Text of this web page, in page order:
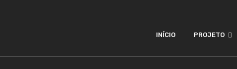
INÍCIO PROJETO